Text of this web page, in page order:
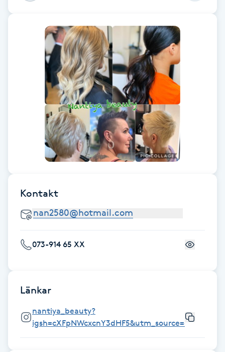
Gelenaglar
Gellack med förstärkning
Gravidmassage
Gravidyoga
Gruppträning
Gua Sha-massage
Hatha Yoga
Headspa
Healing
Kontakt
073-914 65 XX
Länkar
nantiya_beauty?
igsh=cXFpNWcxcnY3dHF5&utm_source=qr